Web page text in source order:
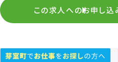
この求人へのお申し込